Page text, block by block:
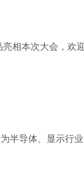
相本次大会，欢
半导体、显示